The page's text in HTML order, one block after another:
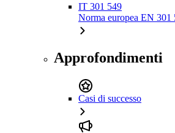
IT 301 549
Norma europea EN 301
Approfondimenti
Casi di successo